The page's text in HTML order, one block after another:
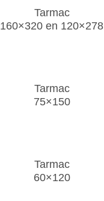
Tarmac
160×320 en 120×278
Tarmac
75×150
Tarmac
60×120